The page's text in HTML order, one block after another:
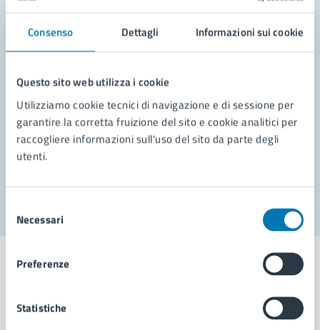
Consenso Dettagli Informazioni sui cookie
Questo sito web utilizza i cookie
Utilizziamo cookie tecnici di navigazione e di sessione per
garantire la corretta fruizione del sito e cookie analitici per
raccogliere informazioni sull'uso del sito da parte degli
utenti.
delNecessari
Preferenze
Statistiche
Leggi le domande frequenti
Richiedi assistenza
Prenota appuntamento
Problemi in città
Comune di Napoli